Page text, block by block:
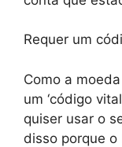
Requer um
Como a
um ‘código
quiser usar o
disso porque